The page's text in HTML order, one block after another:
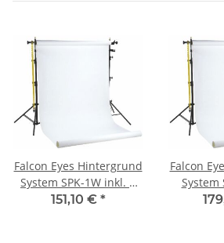
Falcon Eyes Hintergrund
System SPK-1W inkl. 1
Rolle Weiß 1,38x11 m
151,10 € *
Falcon
System
Rollen